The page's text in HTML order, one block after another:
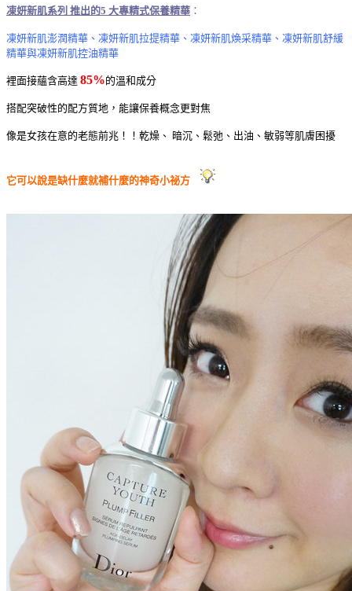
凍妍新肌系列 推出的5 大專精式保養精華 ：
凍妍新肌澎潤精華、凍妍新肌拉提精華、凍妍新肌煥采精華、凍妍新肌舒緩
精華與凍妍新肌控油精華
裡面接蘊含高達 85%的溫和成分
搭配突破性的配方質地，能讓保養概念更對焦
像是女孩在意的老態前兆！！乾燥、 暗沉、鬆弛、出油、敏弱等肌膚困擾
它可以說是缺什麼就補什麼的神奇小祕方